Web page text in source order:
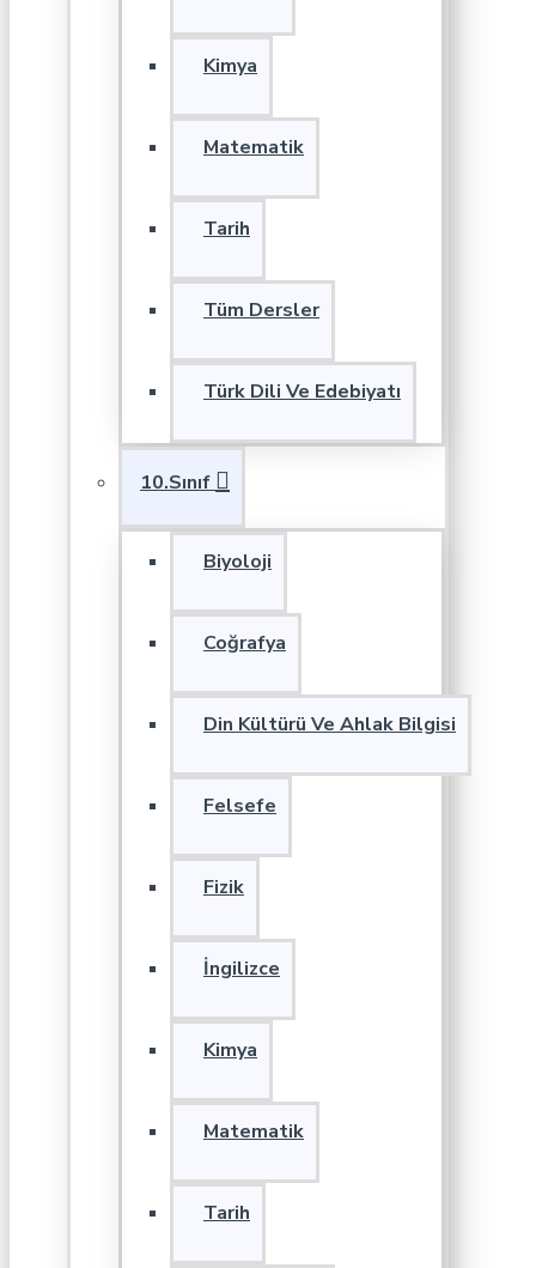
Kimya
Matematik
Tarih
Tüm Dersler
Türk Dili Ve Edebiyatı
10.Sınıf
Biyoloji
Coğrafya
Din Kültürü Ve Ahlak Bilgisi
Felsefe
Fizik
İngilizce
Kimya
Matematik
Tarih